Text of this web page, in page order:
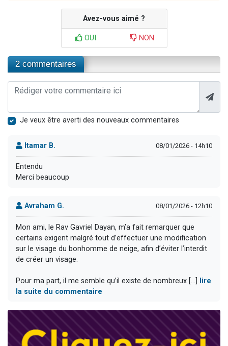
Avez-vous aimé ?
OUI NON
2 commentaires
Je veux être averti des nouveaux commentaires
Itamar B. 08/01/2026 - 14h10
Entendu
Merci beaucoup
Avraham G. 08/01/2026 - 12h10
Mon ami, le Rav Gavriel Dayan, m’a fait remarquer que
certains exigent malgré tout d’effectuer une modification
sur le visage du bonhomme de neige, afin d’éviter l’interdit
de créer un visage.
Pour ma part, il me semble qu’il existe de nombreux [...]
lire
la suite du commentaire